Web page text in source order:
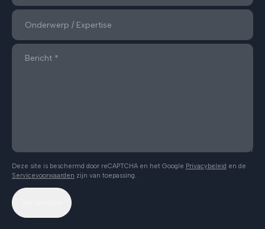
Deze site is beschermd door reCAPTCHA en het Google Privacybeleid en de
Servicevoorwaarden zijn van toepassing.